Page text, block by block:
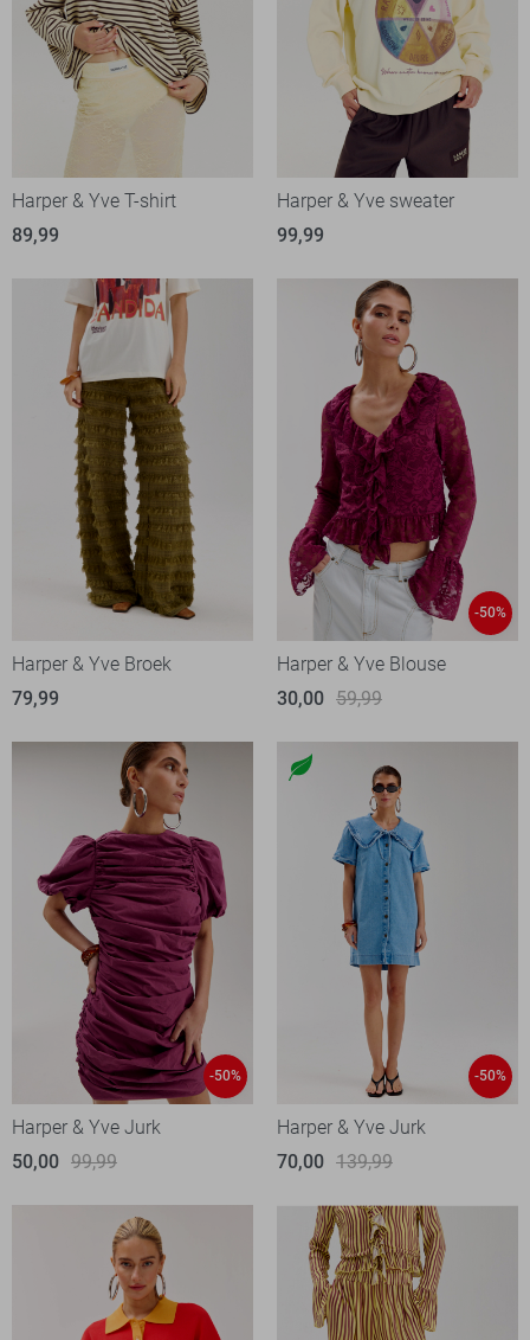
Harper & Yve T-shirt
89,99
Harper & Yve sweater
99,99
Harper & Yve Broek
79,99
-50%
Harper & Yve Blouse
30,00 59,99
-50%
Harper & Yve Jurk
50,00 99,99
-50%
Harper & Yve Jurk
70,00 139,99